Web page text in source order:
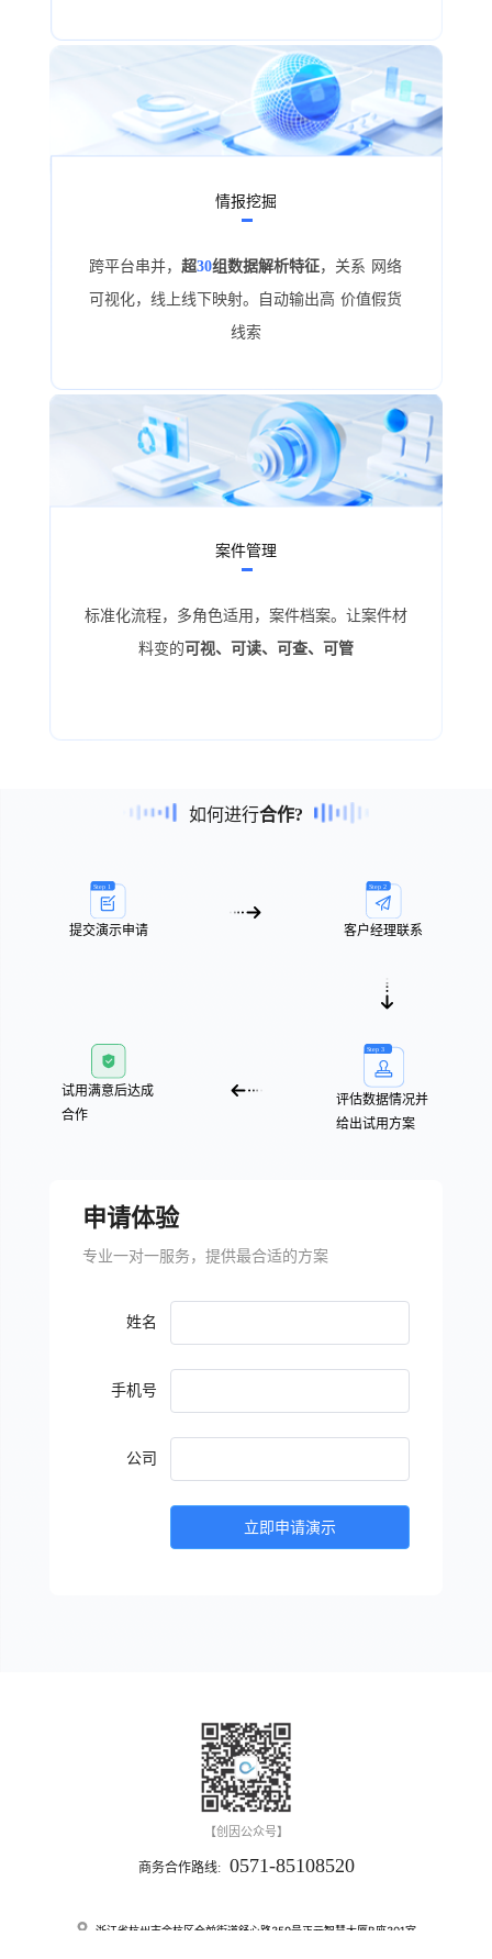
情报挖掘
跨平台串并，超30组数据解析特征，关系 网络
可视化，线上线下映射。自动输出高 价值假货
线索
案件管理
标准化流程，多角色适用，案件档案。让案件材
料变的 可视、可读、可查、可管
如何进行合作?
提交演示申请 客户经理联系
试用满意后达成
合作
评估数据情况并
给出试用方案
申请体验
专业一对一服务，提供最合适的方案
姓名
手机号
公司
立即申请演示
【创因公众号】
商务合作路线: 0571-85108520
浙江省杭州市余杭区仓前街道舒心路359号正元智慧大厦B座301室